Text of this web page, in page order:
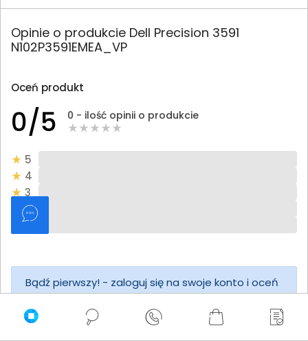
Opinie o produkcie Dell Precision 3591
N102P3591EMEA_VP
Oceń produkt
0/5 0 - ilość opinii o produkcie
5
4
3
2
1
Bądź pierwszy! - zaloguj się na swoje konto i oceń
zakupiony produkt.